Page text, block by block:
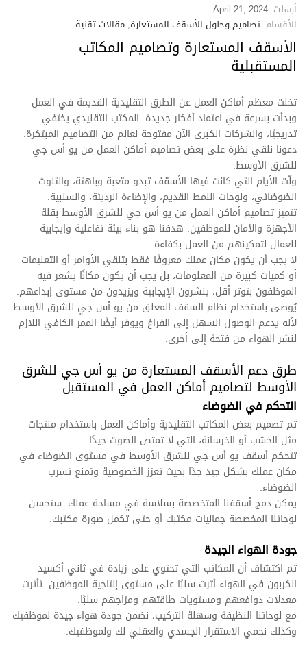
أرسلت: April 21, 2024
الأقسام: تصاميم وحلول الأسقف المستعارة, مقالات تقنية
الأسقف المستعارة وتصاميم المكاتب
المستقبلية
تخلت معظم أماكن العمل عن الطرق التقليدية القديمة في العمل
وبدأت بسرعة في اعتماد أفكار جديدة. المكتب التقليدي يختفي
تدريجيًا، والشركات الكبرى الآن مفتوحة لعالم من التصاميم المبتكرة.
دعونا نلقي نظرة على بعض تصاميم أماكن العمل من يو أس جي
للشرق الأوسط.
ولّت الأيام التي كانت فيها الأسقف تبدو متعبة وباهتة، والتلوث
الضوضائي، ولوحات النمط القديم، والإضاءة الرديئة، والسلبية.
تتميز تصاميم أماكن العمل من يو أس جي للشرق الأوسط بقلة
الأجهزة والأمان للموظفين. هدفنا هو بناء بيئة تفاعلية وإيجابية
للعمال لتمكينهم من العمل بكفاءة.
لا يجب أن يكون مكان عملك معروفًا فقط بتلقي الأوامر أو التعليمات
أو كميات كبيرة من المعلومات، بل يجب أن يكون مكانًا يشعر فيه
الموظفون بتوتر أقل، ينشرون الإيجابية ويزيدون من مستوى إبداعهم.
يُوصى باستخدام نظام السقف المعلق من يو أس جي للشرق الأوسط
لأنه يدعم الوصول السهل إلى الفراغ ويوفر أيضًا الممر الكافي اللازم
لنشر الهواء من فتحة إلى أخرى.
طرق دعم الأسقف المستعارة من يو أس جي للشرق
الأوسط لتصاميم أماكن العمل في المستقبل
التحكم في الضوضاء
تم تصميم بعض المكاتب التقليدية وأماكن العمل باستخدام منتجات
مثل الخشب أو الخرسانة، التي لا تمتص الصوت جيدًا.
تتحكم أسقف يو أس جي للشرق الأوسط في مستوى الضوضاء في
مكان عملك بشكل جيد جدًا بحيث تعزز الخصوصية وتمنع تسرب
الضوضاء.
يمكن دمج أسقفنا المتخصصة بسلاسة في مساحة عملك. ستحسن
لوحاتنا المخصصة جماليات مكتبك أو حتى تكمل صورة مكتبك.
جودة الهواء الجيدة
تم اكتشاف أن المكاتب التي تحتوي على زيادة في ثاني أكسيد
الكربون في الهواء أثرت سلبًا على مستوى إنتاجية الموظفين. تأثرت
معدلات دوافعهم ومستويات طاقتهم ومزاجهم سلبًا.
مع لوحاتنا النظيفة وسهلة التركيب، نضمن جودة هواء جيدة لموظفيك
وكذلك نحمي الاستقرار الجسدي والعقلي لك ولموظفيك.